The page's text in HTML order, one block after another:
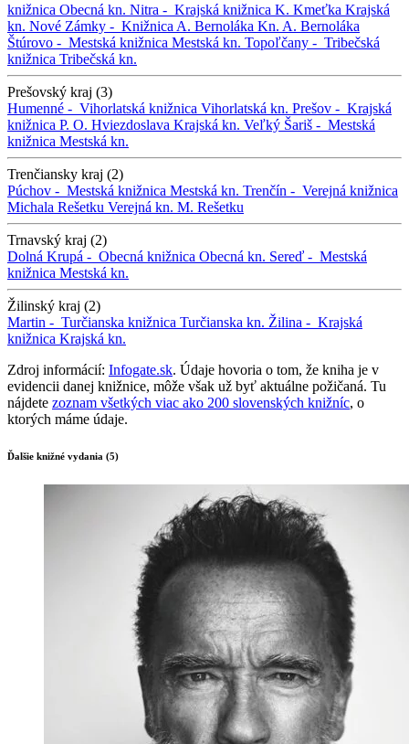
knižnica Obecná kn. Nitra - Krajská knižnica K. Kmeťka Krajská
kn. Nové Zámky - Knižnica A. Bernoláka Kn. A. Bernoláka
Štúrovo - Mestská knižnica Mestská kn. Topoľčany - Tribečská
knižnica Tribečská kn.
Prešovský kraj (3)
Humenné - Vihorlatská knižnica Vihorlatská kn. Prešov - Krajská
knižnica P. O. Hviezdoslava Krajská kn. Veľký Šariš - Mestská
knižnica Mestská kn.
Trenčiansky kraj (2)
Púchov - Mestská knižnica Mestská kn. Trenčín - Verejná knižnica
Michala Rešetku Verejná kn. M. Rešetku
Trnavský kraj (2)
Dolná Krupá - Obecná knižnica Obecná kn. Sereď - Mestská
knižnica Mestská kn.
Žilinský kraj (2)
Martin - Turčianska knižnica Turčianska kn. Žilina - Krajská
knižnica Krajská kn.
Zdroj informácií: Infogate.sk. Údaje hovoria o tom, že kniha je v
evidencii danej knižnice, môže však už byť aktuálne požičaná. Tu
nájdete zoznam všetkých viac ako 200 slovenských knižníc, o
ktorých máme údaje.
Ďalšie knižné vydania (5)